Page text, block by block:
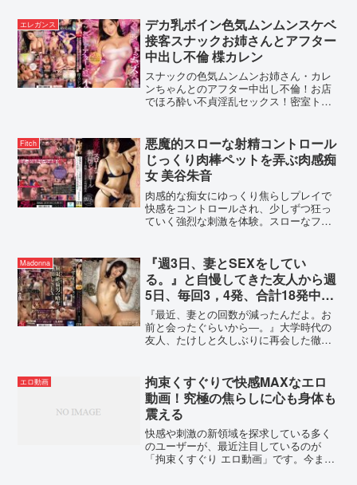
女優一乃あおい 大島優香 水戸か...
エレガンス
デカ乳ボイン色気ムンムンスケベ
接客スナックお姉さんとアフター
中出し不倫 楪カレン
スナックの色気ムンムンお姉さん・カレ
ンちゃんとのアフター中出し不倫！お店
でほろ酔い不貞淫乱セックス！密室トイ
アワスケベボディで洗体！ところ構わず
12連発搾精！Hカップおっぱいと揉み心
地バツグン巨尻の激シコボディを隅々ま
で堪能できる変態アングル全開で収録！
体を見ているだけでもシコれちゃう160
分！「また明日も…アフターしてね」-----
------------------------------------------------------------
-----【おっぱい！お尻！キャンペーン2025
10:00 ～ 2025年8月1日（金） 9:59の間に
キャンペーンにエントリー＆【おっぱ
い！お尻！キャンペーン30％OFF第○弾】
の表記がついた商品を購入すると購入点
数に応じて特典動画をプレゼント。購入
点数やエントリー登録などキャンペーン
の詳細は、特設ページでご確認くださ
い。【注意事項】・プレゼントを受け取
ン期間中、第○弾ごとに対象商品は入れ替
わります。・月額動画はキャンペーン対
象外です。--------------------------------------------
--------------------------おっぱい！お尻！キャ
ンペーン2025！楪カレンさんが生出演！
Fitch
悪魔的スローな射精コントロール
じっくり肉棒ペットを弄ぶ肉感痴
女 美谷朱音
肉感的な痴女にゆっくり焦らしプレイで
快感をコントロールされ、少しずつ狂っ
ていく強烈な刺激を体験。スローなフェ
めを繰り返して更に性感を高める痴女。
苦悶し悶絶し射精させてもらえない苦し
みを味わう男の表情に快感を覚える痴女
に究極のオーガズムを叩き込まれる。悪
魔的スローな射精コントロールで射精ペ
ットに調教される！初回無料体験ポイン
トプレゼント中！----------------------------------
------------------------------------【おっぱい！お
2025年7月4日（金） 10:00 ～ 2025年8月
1日（金） 9:59の間にキャンペーンにエ
ントリー＆【おっぱい！お尻！キャンペ
ーン30％OFF第○弾】の表記がついた商品
を購入すると購入点数に応じて特典動画
をプレゼント。購入点数やエントリー登
録などキャンペーンの詳細は、特設ペー
ジでご確認ください。【注意事項】・プ
Madonna
『週3日、妻とSEXをしてい
る。』と自慢してきた友人から週
5日、毎回3，4発、合計18発中出
ししてそいつの妻を寝取ってやっ
た。 流川はる香
『最近、妻との回数が減ったんだよ。お
前と会ったぐらいから―。』大学時代の
友人、たけしと久しぶりに再会した徹。
SEXをしている。」と自慢をしてきた。
彼女無し、性欲だけは強く超絶倫だった
徹は悔しかった。そして、密かにはる香
を訪ね無理やり押し倒したのだ。しか
し、徹のあまりの絶倫にはる香は抵抗し
ながらも絶頂してしまい、更に週5日、徹
に中出しされ続けたはる香は遂にたけし
では満たされなくなっていき…。
エロ動画
拘束くすぐりで快感MAXなエロ
動画！究極の焦らしに心も身体も
震える
快感や刺激の新領域を探求している多く
のユーザーが、最近注目しているのが
「拘束くすぐり エロ動画」です。今まで